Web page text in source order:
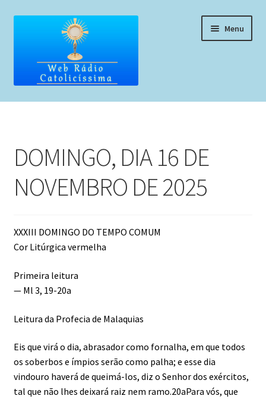
conteúdo
Menu
Home
Liturgia Diária
Horários de missas
Pedidos de oração, testemunho ou música
DOMINGO, DIA 16 DE
NOVEMBRO DE 2025
XXXIII DOMINGO DO TEMPO COMUM
Cor Litúrgica vermelha
Primeira leitura
— Ml 3, 19-20a
Leitura da Profecia de Malaquias
Eis que virá o dia, abrasador como fornalha, em que todos
os soberbos e ímpios serão como palha; e esse dia
vindouro haverá de queimá-los, diz o Senhor dos exércitos,
tal que não lhes deixará raiz nem ramo.20aPara vós, que